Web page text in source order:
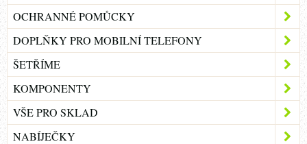
OCHRANNÉ POMŮCKY
DOPLŇKY PRO MOBILNÍ TELEFONY
ŠETŘÍME
KOMPONENTY
VŠE PRO SKLAD
NABÍJEČKY